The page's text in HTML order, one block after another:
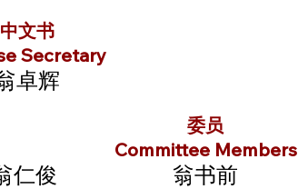
中文书
Secretary
卓辉
委员
Committee Members
翁书前
仁俊